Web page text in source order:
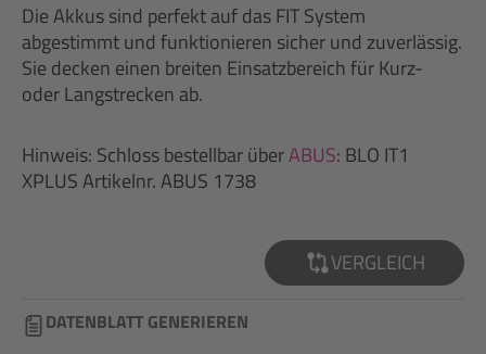
Die Akkus sind perfekt auf das FIT System
abgestimmt und funktionieren sicher und zuverlässig.
Sie decken einen breiten Einsatzbereich für Kurz-
oder Langstrecken ab.
Hinweis: Schloss bestellbar überABUS: BLO IT1
XPLUS Artikelnr. ABUS 1738
VERGLEICH
DATENBLATT GENERIEREN